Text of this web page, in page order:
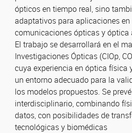
ópticos en tiempo real, sino
adaptativos para aplicaciones en
comunicaciones ópticas y óptica
El trabajo se desarrollará en el
Investigaciones Ópticas (CIOp,
cuya experiencia en óptica física
un entorno adecuado para la
los modelos propuestos. Se
interdisciplinario, combinando
datos, con posibilidades de
tecnológicas y biomédicas